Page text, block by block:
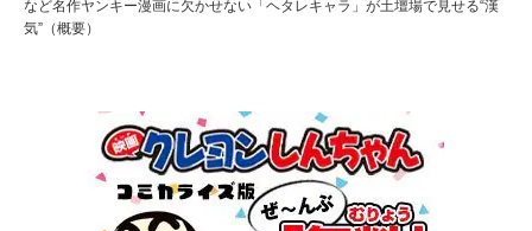
など名作ヤンキー漫画に欠かせない「ヘタレキャラ」が土壇場で見せる“漢
気”（概要）